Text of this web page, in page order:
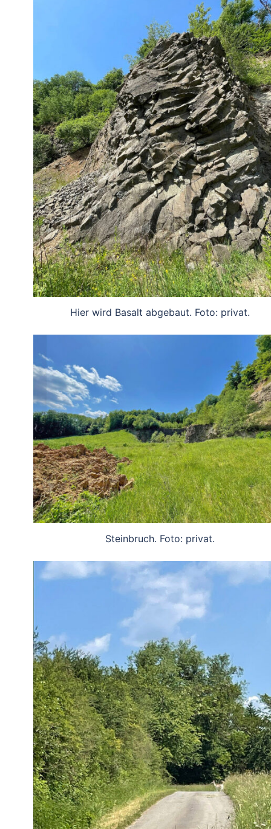
Hier wird Basalt abgebaut. Foto: privat.
Steinbruch. Foto: privat.